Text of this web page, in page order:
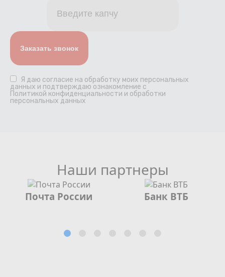
Я даю согласие на обработку моих персональных
данных и подтверждаю ознакомление с
Политикой конфиденциальности и обработки
персональных данных
Наши партнеры
Почта России Банк ВТБ